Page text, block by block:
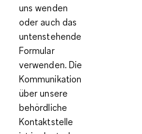
uns wenden
oder auch das
untenstehende
Formular
verwenden. Die
Kommunikation
über unsere
behördliche
Kontaktstelle